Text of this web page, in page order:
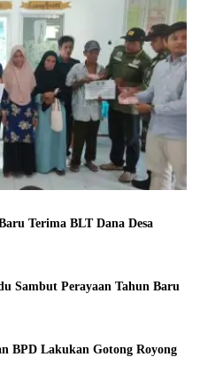
Terima BLT Dana Desa
Sambut Perayaan Tahun Baru
BPD Lakukan Gotong Royong